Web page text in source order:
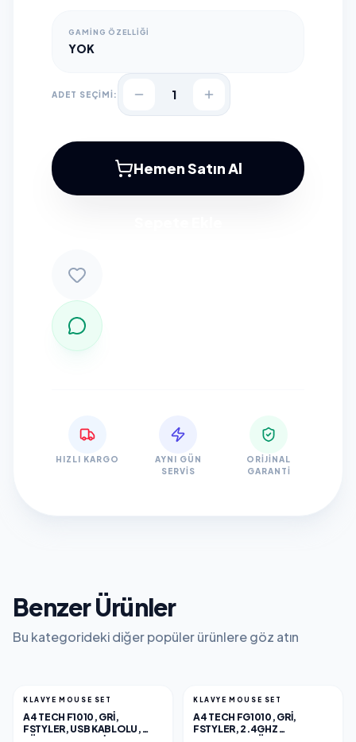
GAMING ÖZELLIĞI
YOK
ADET SEÇİMİ: 1
Hemen Satın Al
HIZLI KARGO
AYNI GÜN
SERVIS
ORIJINAL
GARANTI
Benzer Ürünler
Bu kategorideki diğer popüler ürünlere göz atın
KLAVYE MOUSE SET
A4 TECH F1010, GRI,
FSTYLER, USB KABLOLU,
KLAVYE MOUSE SET
A4 TECH FG1010, GRI,
FSTYLER, 2.4GHZ